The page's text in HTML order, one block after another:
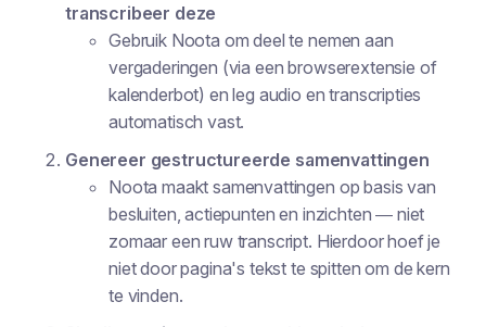
transcribeer deze
Gebruik Noota om deel te nemen aan
vergaderingen (via een browserextensie of
kalenderbot) en leg audio en transcripties
automatisch vast.
Genereer gestructureerde samenvattingen
Noota maakt samenvattingen op basis van
besluiten, actiepunten en inzichten — niet
zomaar een ruw transcript. Hierdoor hoef je
niet door pagina's tekst te spitten om de kern
te vinden.